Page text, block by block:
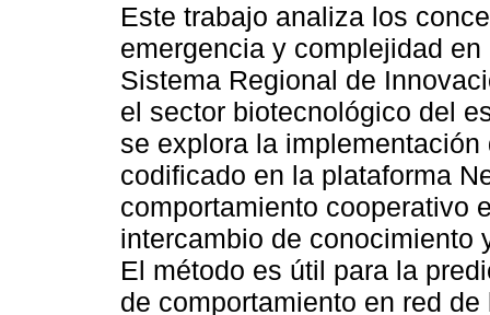
Este trabajo analiza los
emergencia y complejidad
Sistema Regional de
el sector biotecnológico del
se explora la
codificado en la plataforma
comportamiento cooperativo
intercambio de conocimiento
El método es útil para la
de comportamiento en red